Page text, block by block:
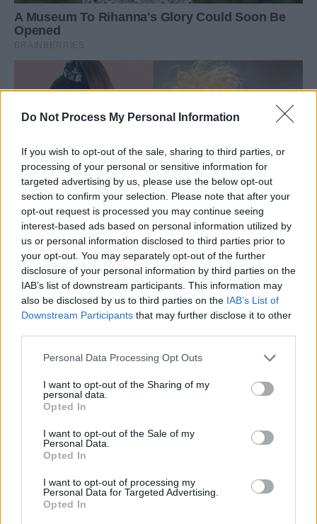
Do Not Process My Personal Information
If you wish to opt-out of the sale, sharing to third parties, or
processing of your personal or sensitive information for
targeted advertising by us, please use the below opt-out
section to confirm your selection. Please note that after your
opt-out request is processed you may continue seeing
interest-based ads based on personal information utilized by
us or personal information disclosed to third parties prior to
your opt-out. You may separately opt-out of the further
disclosure of your personal information by third parties on the
IAB’s list of downstream participants. This information may
also be disclosed by us to third parties on the IAB’s List of
Downstream Participants that may further disclose it to other
Personal Data Processing Opt Outs
I want to opt-out of the Sharing of my
personal data.
Opted In
I want to opt-out of the Sale of my
Personal Data.
Opted In
I want to opt-out of processing my
Personal Data for Targeted Advertising.
Opted In